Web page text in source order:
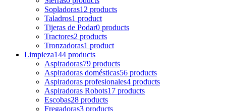
Sopladoras12 products
Taladros1 product
Tijeras de Podar0 products
Tractores2 products
Tronzadoras1 product
Limpieza144 products
Aspiradoras79 products
Aspiradoras domésticas56 products
Aspiradoras profesionales4 products
Aspiradoras Robots17 products
Escobas28 products
Fregadoras3 products